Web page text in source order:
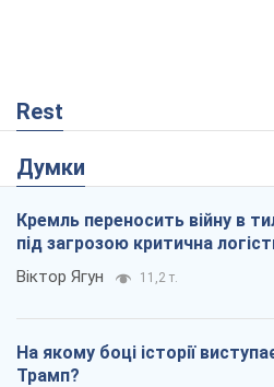
Rest
Думки
Кремль переносить війну в
під загрозою критична
Віктор Ягун 11,2 т.
На якому боці історії
Трамп?